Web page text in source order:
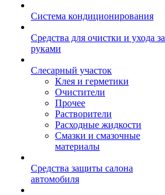
Система кондиционирования
Средства для очистки и ухода за
руками
Слесарный участок
Клея и герметики
Очистители
Прочее
Растворители
Расходные жидкости
Смазки и смазочные
материалы
Средства защиты салона
автомобиля